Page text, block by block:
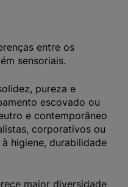
entre os
sensoriais.
pureza e
escovado ou
e contemporâneo
corporativos ou
higiene, durabilidade
maior diversidade